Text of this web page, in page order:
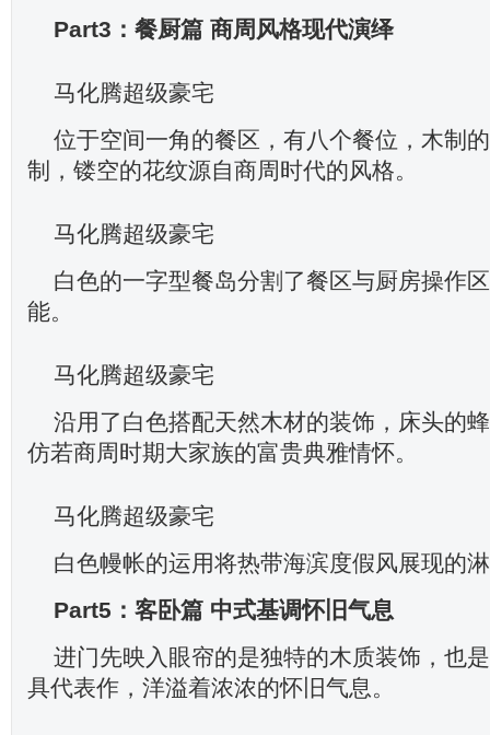
Part3：餐厨篇 商周风格现代演绎
马化腾超级豪宅
位于空间一角的餐区，有八个餐位，木制
制，镂空的花纹源自商周时代的风格。
马化腾超级豪宅
白色的一字型餐岛分割了餐区与厨房操作
能。
马化腾超级豪宅
沿用了白色搭配天然木材的装饰，床头的
仿若商周时期大家族的富贵典雅情怀。
马化腾超级豪宅
白色幔帐的运用将热带海滨度假风展现的
Part5：客卧篇 中式基调怀旧气息
进门先映入眼帘的是独特的木质装饰，也
具代表作，洋溢着浓浓的怀旧气息。